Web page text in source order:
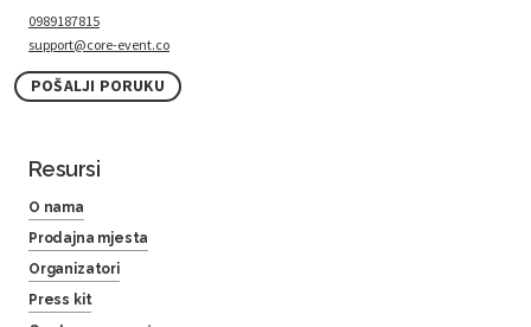
0989187815
support@core-event.co
POŠALJI PORUKU
Resursi
O nama
Prodajna mjesta
Organizatori
Press kit